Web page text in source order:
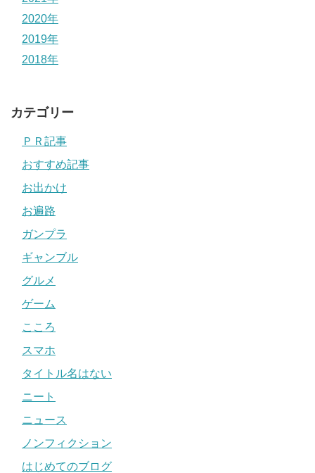
2020年
2019年
2018年
カテゴリー
ＰＲ記事
おすすめ記事
お出かけ
お遍路
ガンプラ
ギャンブル
グルメ
ゲーム
こころ
スマホ
タイトル名はない
ニート
ニュース
ノンフィクション
はじめてのブログ